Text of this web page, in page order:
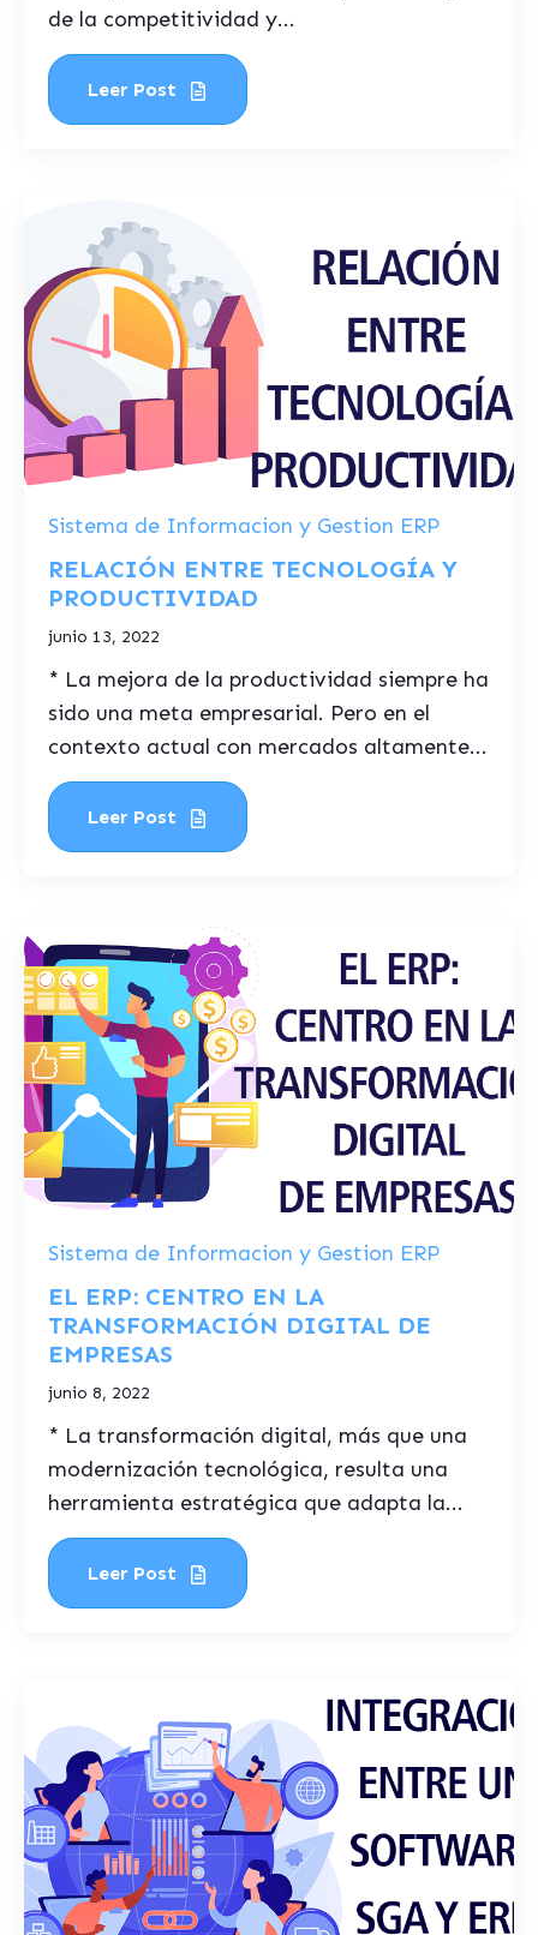
de la competitividad y...
Leer Post
Sistema de Informacion y Gestion ERP
RELACIÓN ENTRE TECNOLOGÍA Y
PRODUCTIVIDAD
junio 13, 2022
* La mejora de la productividad siempre ha
sido una meta empresarial. Pero en el
contexto actual con mercados altamente...
Leer Post
Sistema de Informacion y Gestion ERP
EL ERP: CENTRO EN LA
TRANSFORMACIÓN DIGITAL DE
EMPRESAS
junio 8, 2022
* La transformación digital, más que una
modernización tecnológica, resulta una
herramienta estratégica que adapta la...
Leer Post